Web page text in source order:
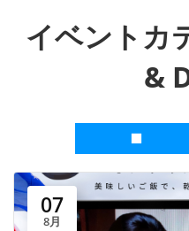
イベントカ
&
07
8月